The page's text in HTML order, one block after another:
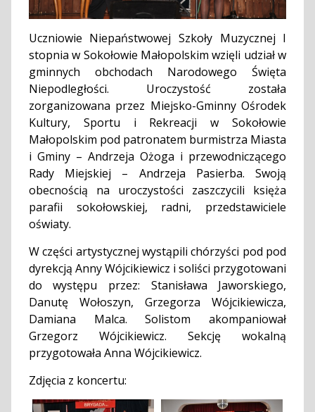
Uczniowie Niepaństwowej Szkoły Muzycznej I
stopnia w Sokołowie Małopolskim wzięli udział w
gminnych obchodach Narodowego Święta
Niepodległości. Uroczystość została
zorganizowana przez Miejsko-Gminny Ośrodek
Kultury, Sportu i Rekreacji w Sokołowie
Małopolskim pod patronatem burmistrza Miasta
i Gminy – Andrzeja Ożoga i przewodniczącego
Rady Miejskiej – Andrzeja Pasierba. Swoją
obecnością na uroczystości zaszczycili księża
parafii sokołowskiej, radni, przedstawiciele
oświaty.
W części artystycznej wystąpili chórzyści pod pod
dyrekcją Anny Wójcikiewicz i soliści przygotowani
do występu przez: Stanisława Jaworskiego,
Danutę Wołoszyn, Grzegorza Wójcikiewicza,
Damiana Malca. Solistom akompaniował
Grzegorz Wójcikiewicz. Sekcję wokalną
przygotowała Anna Wójcikiewicz.
Zdjęcia z koncertu: